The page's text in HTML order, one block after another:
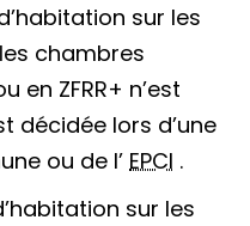
sur les
chambres
en ZFRR+ n’est
décidée lors d’une
ou de l’ EPCI .
sur les